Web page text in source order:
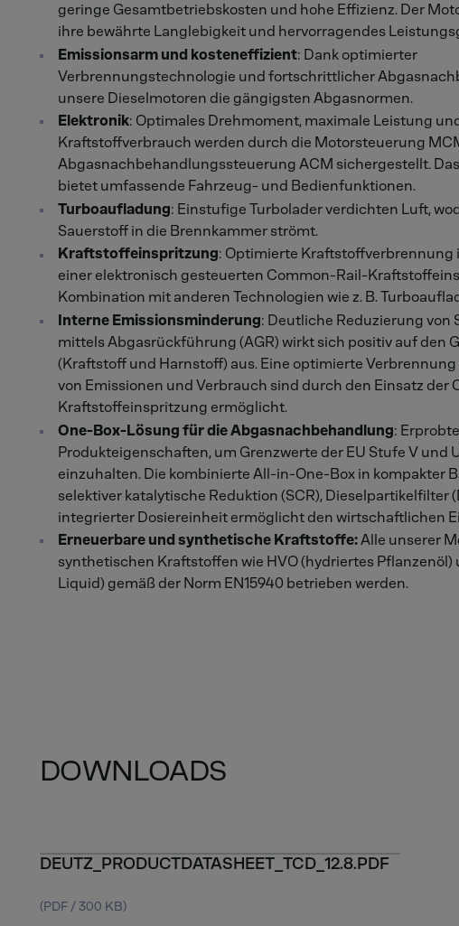
geringe Gesamtbetriebskosten und hohe Effizienz. Der
ihre bewährte Langlebigkeit und hervorragendes
Emissionsarm und kosteneffizient: Dank optimierter
Verbrennungstechnologie und fortschrittlicher
unsere Dieselmotoren die gängigsten Abgasnormen.
Elektronik: Optimales Drehmoment, maximale Leistung
Kraftstoffverbrauch werden durch die Motorsteuerung
Abgasnachbehandlungssteuerung ACM sichergestellt.
bietet umfassende Fahrzeug- und Bedienfunktionen.
Turboaufladung: Einstufige Turbolader verdichten Luft,
Sauerstoff in die Brennkammer strömt.
Kraftstoffeinspritzung: Optimierte Kraftstoffverbrennung
einer elektronisch gesteuerten Common-Rail-
Kombination mit anderen Technologien wie z. B.
Interne Emissionsminderung: Deutliche Reduzierung von
mittels Abgasrückführung (AGR) wirkt sich positiv auf den
(Kraftstoff und Harnstoff) aus. Eine optimierte
von Emissionen und Verbrauch sind durch den Einsatz der
Kraftstoffeinspritzung ermöglicht.
One-Box-Lösung für die Abgasnachbehandlung: Erprobte
Produkteigenschaften, um Grenzwerte der EU Stufe V und
einzuhalten. Die kombinierte All-in-One-Box in kompakter
selektiver katalytische Reduktion (SCR), Dieselpartikelfilter
integrierter Dosiereinheit ermöglicht den wirtschaftlichen
Erneuerbare und synthetische Kraftstoffe:Alle unserer
synthetischen Kraftstoffen wie HVO (hydriertes Pflanzenöl)
Liquid) gemäß der Norm EN15940 betrieben werden.
DOWNLOADS
DEUTZ_PRODUCTDATASHEET_TCD_12.8.PDF
(PDF / 300 KB)